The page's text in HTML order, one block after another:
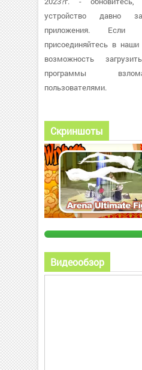
устройство давно
приложения. Если
присоединяйтесь в
возможность
программы
пользователями.
Скриншоты
Видеообзор